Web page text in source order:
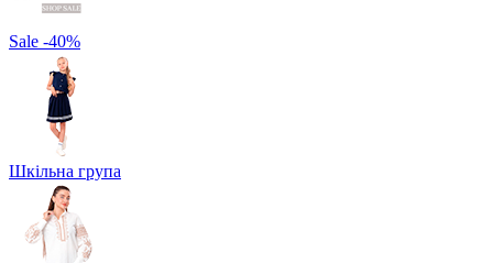
Sale -40%
Шкільна група